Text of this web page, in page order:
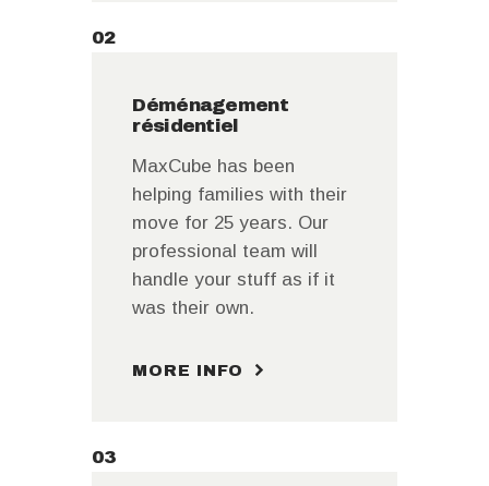
02
Déménagement
résidentiel
MaxCube has been
helping families with their
move for 25 years. Our
professional team will
handle your stuff as if it
was their own.
MORE INFO
03